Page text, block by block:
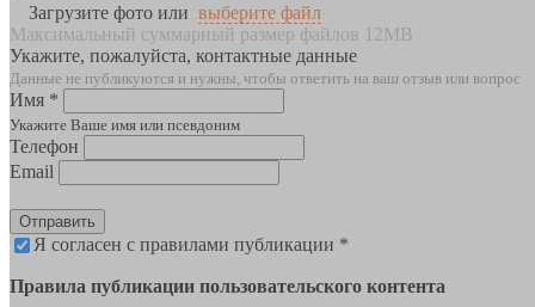
Загрузите фото или выберите файл
Максимальный суммарный размер файлов 12MB
Укажите, пожалуйста, контактные данные
Данные не публикуются и нужны, чтобы ответить на ваш отзыв или вопрос
Имя *
Укажите Ваше имя или псевдоним
Телефон
Email
Отправить
Я согласен с правилами публикации *
Правила публикации пользовательского контента